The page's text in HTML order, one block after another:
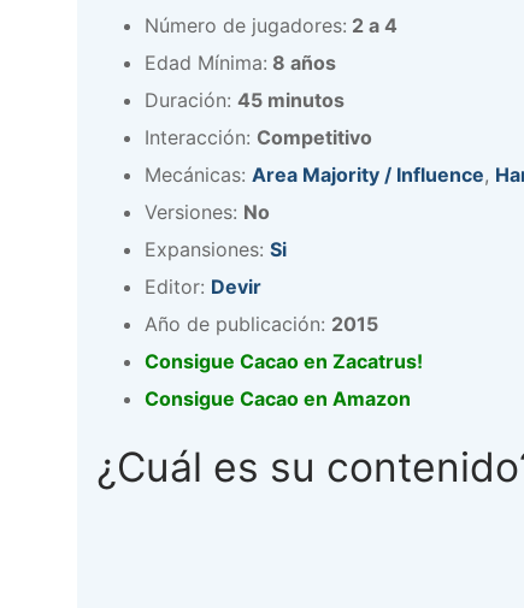
Número de jugadores: 2 a 4
Edad Mínima: 8 años
Duración: 45 minutos
Interacción: Competitivo
Mecánicas: Area Majority / Influence,
Versiones: No
Expansiones: Si
Editor: Devir
Año de publicación: 2015
Consigue Cacao en Zacatrus!
Consigue Cacao en Amazon
¿Cuál es su